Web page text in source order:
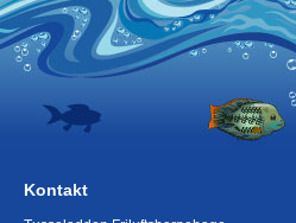
Kontakt